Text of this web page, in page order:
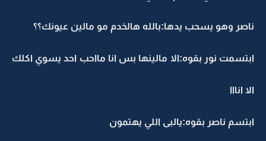
ناصر وهو يسحب يدها:بالله هالخدم مو مالين عيونك؟؟
ابتسمت نور بقوه:الا مالينها بس انا مااحب احد يسوي اكلك
الا انااا
ابتسم ناصر بقوه:يالبى اللي يهتمون